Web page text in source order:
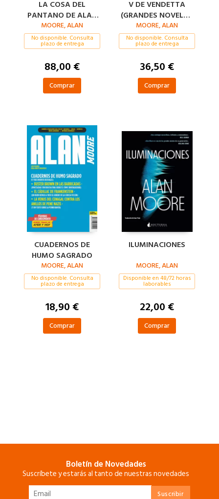
LA COSA DEL
PANTANO DE ALAN
MOORE  LA SAGA
COMPLETA (TERCERA
EDICIÓN)
MOORE, ALAN
No disponible. Consulta
plazo de entrega
88,00 €
Comprar
V DE VENDETTA
(GRANDES NOVELAS
GRÁFICAS DE DC)
MOORE, ALAN
No disponible. Consulta
plazo de entrega
36,50 €
Comprar
CUADERNOS DE
HUMO SAGRADO
MOORE, ALAN
No disponible. Consulta
plazo de entrega
18,90 €
Comprar
ILUMINACIONES
MOORE, ALAN
Disponible en 48/72 horas
laborables
22,00 €
Comprar
Boletín de Novedades
Suscríbete y estarás al tanto de nuestras novedades